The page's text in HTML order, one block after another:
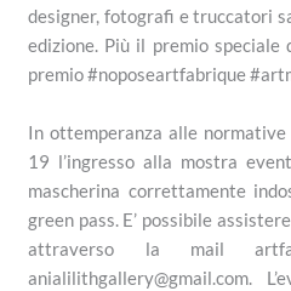
designer, fotografi e truccatori
edizione. Più il premio speciale
premio #noposeartfabrique
In ottemperanza alle
19 l’ingresso alla mostra
mascherina correttamente
green pass. E’ possibile
attraverso la mail
anialilithgallery@gmail.com.